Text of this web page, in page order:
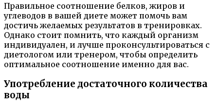
Правильное соотношение белков, жиров и
углеводов в вашей диете может помочь вам
достичь желаемых результатов в тренировках.
Однако стоит помнить, что каждый организм
индивидуален, и лучше проконсультироваться с
диетологом или тренером, чтобы определить
оптимальное соотношение именно для вас.
Употребление достаточного количества
воды